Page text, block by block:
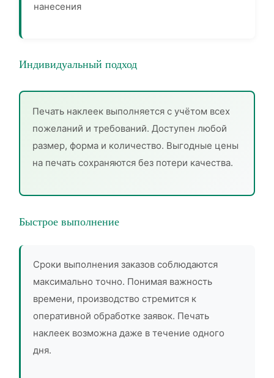
нанесения
Индивидуальный подход
Печать наклеек выполняется с учётом всех
пожеланий и требований. Доступен любой
размер, форма и количество. Выгодные цены
на печать сохраняются без потери качества.
Быстрое выполнение
Сроки выполнения заказов соблюдаются
максимально точно. Понимая важность
времени, производство стремится к
оперативной обработке заявок. Печать
наклеек возможна даже в течение одного
дня.